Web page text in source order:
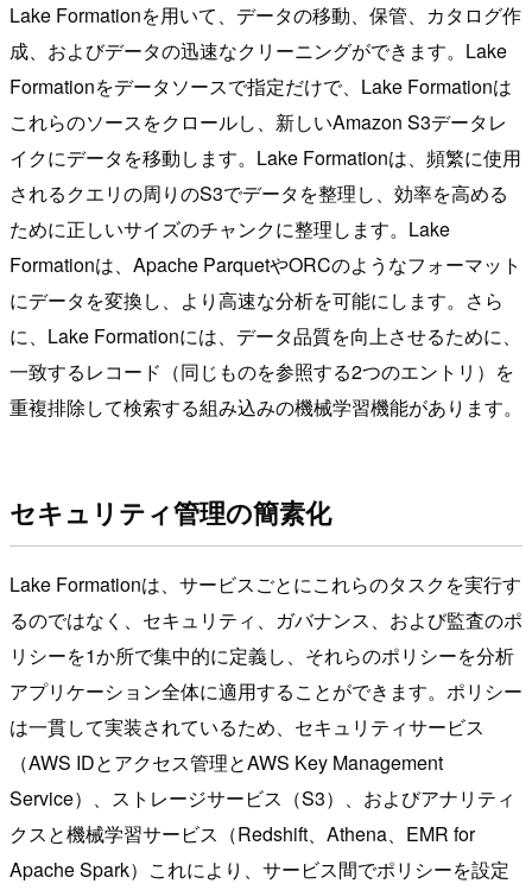
Lake Formationを用いて、データの移動、保管、カタログ作
成、およびデータの迅速なクリーニングができます。Lake
Formationをデータソースで指定だけで、Lake Formationは
これらのソースをクロールし、新しいAmazon S3データレ
イクにデータを移動します。Lake Formationは、頻繁に使用
されるクエリの周りのS3でデータを整理し、効率を高める
ために正しいサイズのチャンクに整理します。Lake
Formationは、Apache ParquetやORCのようなフォーマット
にデータを変換し、より高速な分析を可能にします。さら
に、Lake Formationには、データ品質を向上させるために、
一致するレコード（同じものを参照する2つのエントリ）を
重複排除して検索する組み込みの機械学習機能があります。
セキュリティ管理の簡素化
Lake Formationは、サービスごとにこれらのタスクを実行す
るのではなく、セキュリティ、ガバナンス、および監査のポ
リシーを1か所で集中的に定義し、それらのポリシーを分析
アプリケーション全体に適用することができます。ポリシー
は一貫して実装されているため、セキュリティサービス
（AWS IDとアクセス管理とAWS Key Management
Service）、ストレージサービス（S3）、およびアナリティ
クスと機械学習サービス（Redshift、Athena、EMR for
Apache Spark）これにより、サービス間でポリシーを設定